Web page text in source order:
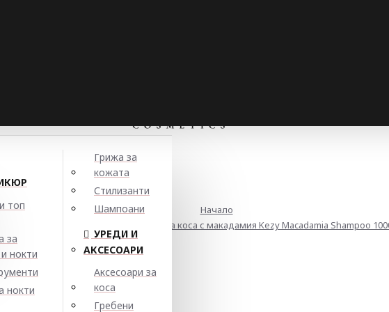
и топ
за
и нокти
нокти
Грижа за
кожата
Стилизанти
Шампоани
УРЕДИ И
АКСЕСОАРИ
Аксесоари за
коса
Гребени
Начало
Шампоан за увредена и слаба коса с макадамия Kezy Macadamia Shampoo